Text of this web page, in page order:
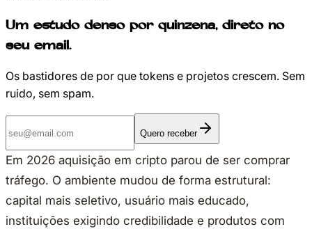
Um estudo denso por quinzena, direto no
seu email.
Os bastidores de por que tokens e projetos crescem. Sem
ruido, sem spam.
Quero receber
Em 2026 aquisição em cripto parou de ser comprar
tráfego. O ambiente mudou de forma estrutural:
capital mais seletivo, usuário mais educado,
instituições exigindo credibilidade e produtos com